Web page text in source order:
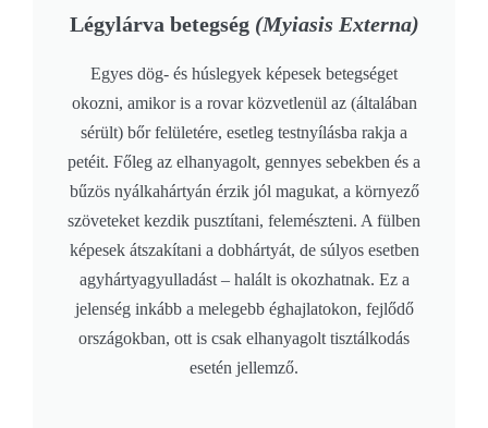
Légylárva betegség (Myiasis Externa)
Egyes dög- és húslegyek képesek betegséget
okozni, amikor is a rovar közvetlenül az (általában
sérült) bőr felületére, esetleg testnyílásba rakja a
petéit. Főleg az elhanyagolt, gennyes sebekben és a
bűzös nyálkahártyán érzik jól magukat, a környező
szöveteket kezdik pusztítani, felemészteni. A fülben
képesek átszakítani a dobhártyát, de súlyos esetben
agyhártyagyulladást – halált is okozhatnak. Ez a
jelenség inkább a melegebb éghajlatokon, fejlődő
országokban, ott is csak elhanyagolt tisztálkodás
esetén jellemző.